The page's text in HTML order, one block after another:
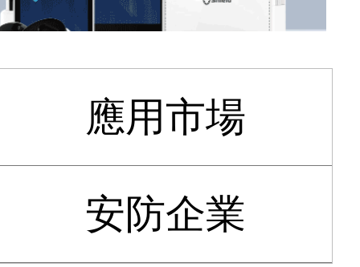
應用市場
安防企業